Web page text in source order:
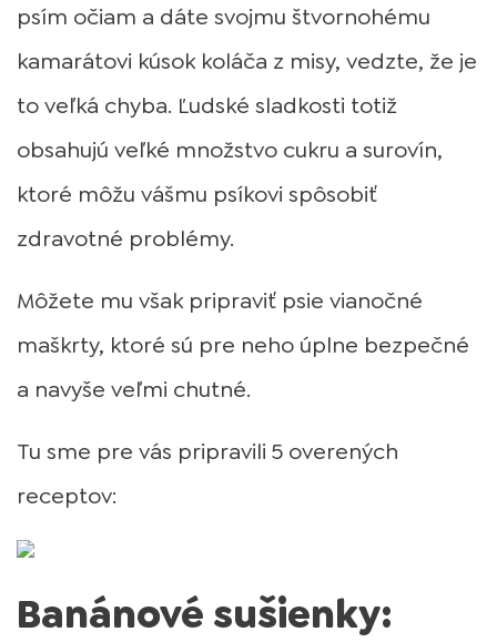
psím očiam a dáte svojmu štvornohému
kamarátovi kúsok koláča z misy, vedzte, že je
to veľká chyba. Ľudské sladkosti totiž
obsahujú veľké množstvo cukru a surovín,
ktoré môžu vášmu psíkovi spôsobiť
zdravotné problémy.
Môžete mu však pripraviť psie vianočné
maškrty, ktoré sú pre neho úplne bezpečné
a navyše veľmi chutné.
Tu sme pre vás pripravili 5 overených
receptov:
Banánové sušienky: